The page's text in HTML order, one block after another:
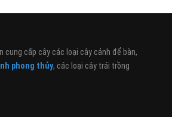
cung cấp cây các loại cây cảnh để bàn,
phong thủy, các loại cây trái trồng